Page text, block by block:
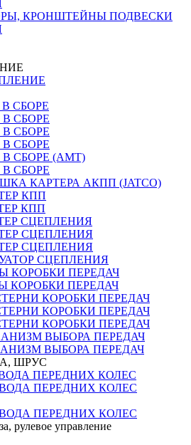
КРОНШТЕЙНЫ ПОДВЕСКИ
В СБОРЕ
В СБОРЕ
В СБОРЕ
В СБОРЕ
В СБОРЕ (AMT)
В СБОРЕ
КАРТЕРА АКПП (JATCO)
КПП
КПП
СЦЕПЛЕНИЯ
СЦЕПЛЕНИЯ
СЦЕПЛЕНИЯ
СЦЕПЛЕНИЯ
КОРОБКИ ПЕРЕДАЧ
КОРОБКИ ПЕРЕДАЧ
КОРОБКИ ПЕРЕДАЧ
КОРОБКИ ПЕРЕДАЧ
КОРОБКИ ПЕРЕДАЧ
ВЫБОРА ПЕРЕДАЧ
ВЫБОРА ПЕРЕДАЧ
ШРУС
ПЕРЕДНИХ КОЛЕС
ПЕРЕДНИХ КОЛЕС
ПЕРЕДНИХ КОЛЕС
рулевое управление